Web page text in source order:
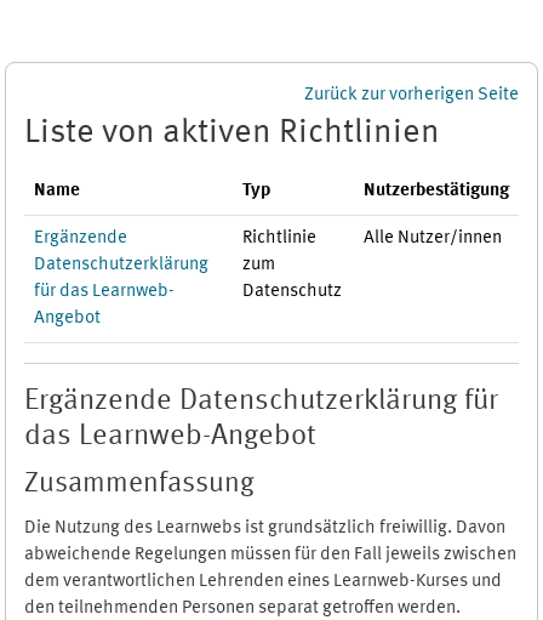
Zurück zur vorherigen Seite
Liste von aktiven Richtlinien
Name Typ Nutzerbestätigung
Ergänzende
Datenschutzerklärung
für das Learnweb-
Angebot
Richtlinie
zum
Datenschutz
Alle Nutzer/innen
Ergänzende Datenschutzerklärung für
das Learnweb-Angebot
Zusammenfassung
Die Nutzung des Learnwebs ist grundsätzlich freiwillig. Davon
abweichende Regelungen müssen für den Fall jeweils zwischen
dem verantwortlichen Lehrenden eines Learnweb-Kurses und
den teilnehmenden Personen separat getroffen werden.